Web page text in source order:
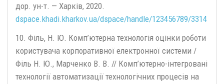
дор. ун-т. — Харків, 2020.
dspace.khadi.kharkov.ua/dspace/handle/123456789/3314
10. Філь, Н. Ю. Комп’ютерна технологія оцінки роботи
користувача корпоративної електронної системи /
Філь Н. Ю., Марченко В. В. // Комп’ютерно-інтегровані
технології автоматизації технологічних процесів на